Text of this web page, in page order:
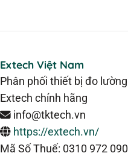
Extech Việt Nam
Phân phối thiết bị đo lường
Extech chính hãng
info@tktech.vn
https://extech.vn/
Mã Số Thuế: 0310 972 090